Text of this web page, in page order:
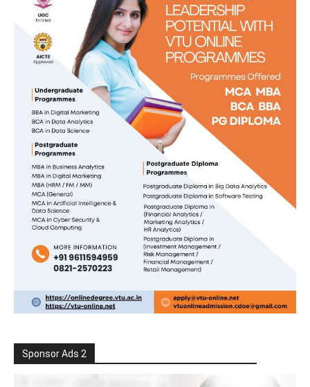
Sponsor Ads 2